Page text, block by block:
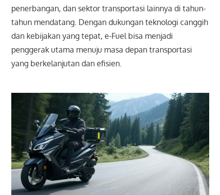
penerbangan, dan sektor transportasi lainnya di tahun-
tahun mendatang. Dengan dukungan teknologi canggih
dan kebijakan yang tepat, e-Fuel bisa menjadi
penggerak utama menuju masa depan transportasi
yang berkelanjutan dan efisien.